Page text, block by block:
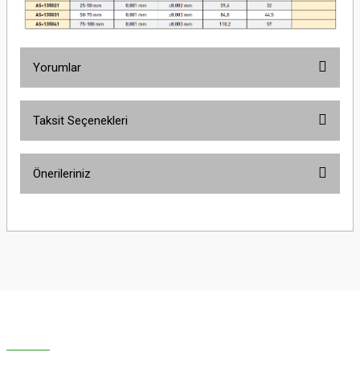
Yorumlar
Taksit Seçenekleri
Önerileriniz